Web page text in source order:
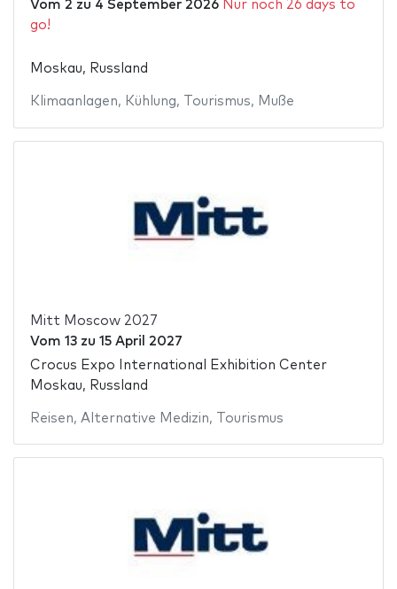
Vom 2 zu 4 September 2026 Nur noch 26 days to
go!
Moskau, Russland
Klimaanlagen, Kühlung, Tourismus, Muße
Mitt Moscow 2027
Vom 13zu 15 April 2027
Crocus Expo International Exhibition Center
Moskau, Russland
Reisen, Alternative Medizin, Tourismus